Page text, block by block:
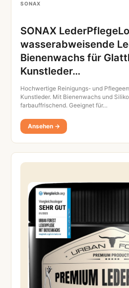
SONAX
SONAX
wasserabweisende
Bienenwachs für
Kunstleder…
Hochwertige Reinigungs- und
Kunstleder. Mit Bienenwachs und
farbauffrischend. Geeignet für…
Ansehen →